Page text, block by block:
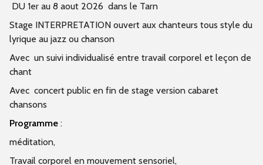
DU 1er au 8 aout 2026 dans le Tarn
Stage INTERPRETATION ouvert aux chanteurs tous style du
lyrique au jazz ou chanson
Avec un suivi individualisé entre travail corporel et leçon de
chant
Avec concert public en fin de stage version cabaret
chansons
Programme :
méditation,
Travail corporel en mouvement sensoriel,